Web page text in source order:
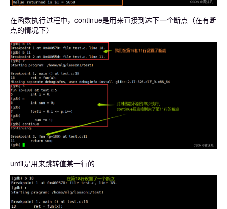
在函数执行过程中，continue是用来直接到达下一个断点（在有断
点的情况下）
until是用来跳转值某一行的